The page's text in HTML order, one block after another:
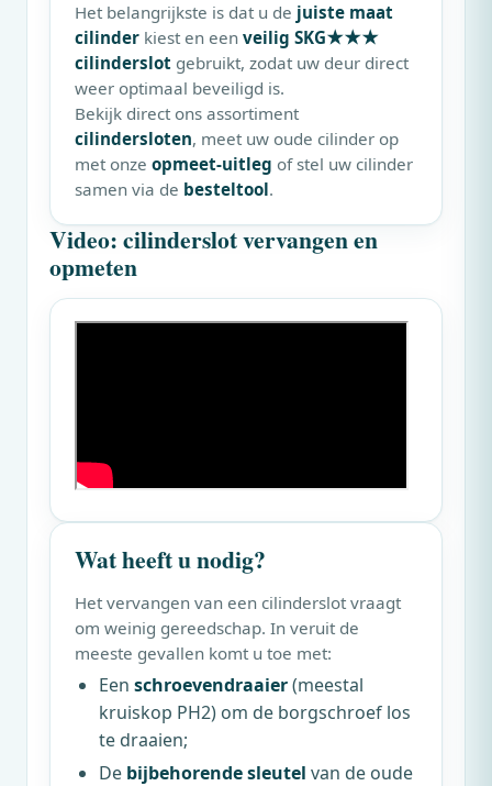
Het belangrijkste is dat u de juiste maat
cilinder kiest en een veilig SKG★★★
cilinderslot gebruikt, zodat uw deur direct
weer optimaal beveiligd is.
Bekijk direct ons assortiment
cilindersloten, meet uw oude cilinder op
met onze opmeet-uitleg of stel uw cilinder
samen via de besteltool.
Video: cilinderslot vervangen en
opmeten
Wat heeft u nodig?
Het vervangen van een cilinderslot vraagt
om weinig gereedschap. In veruit de
meeste gevallen komt u toe met:
Een schroevendraaier(meestal
kruiskop PH2) om de borgschroef los
te draaien;
De bijbehorende sleutel van de oude